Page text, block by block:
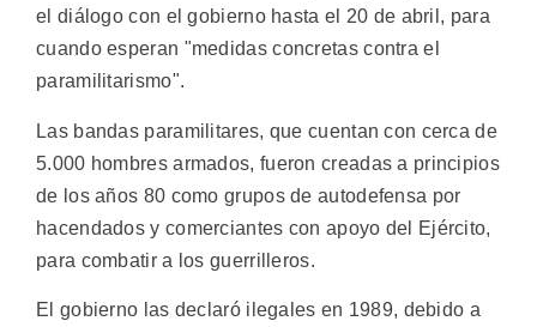
el diálogo con el gobierno hasta el 20 de abril, para
cuando esperan "medidas concretas contra el
paramilitarismo".
Las bandas paramilitares, que cuentan con cerca de
5.000 hombres armados, fueron creadas a principios
de los años 80 como grupos de autodefensa por
hacendados y comerciantes con apoyo del Ejército,
para combatir a los guerrilleros.
El gobierno las declaró ilegales en 1989, debido a